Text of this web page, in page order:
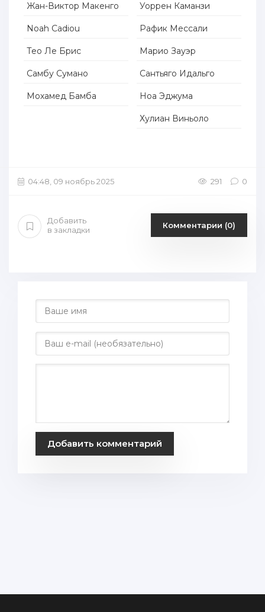
Жан-Виктор Макенго
Noah Cadiou
Тео Ле Брис
Самбу Сумано
Мохамед Бамба
Уоррен Каманзи
Рафик Мессали
Марио Зауэр
Сантьяго Идальго
Ноа Эджума
Хулиан Виньоло
04:48, 09 ноябрь 2025 291 0
Добавить
в закладки
Комментарии (0)
Добавить комментарий